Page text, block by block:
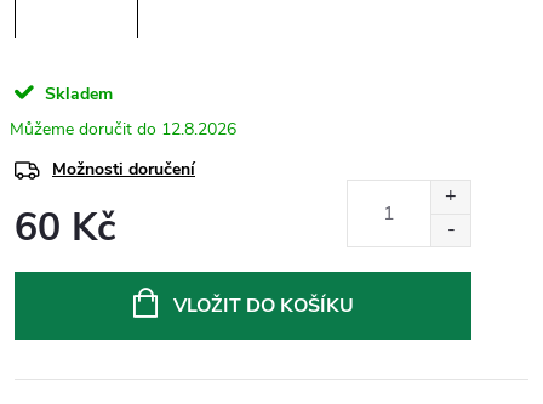
Skladem
12.8.2026
Možnosti doručení
60 Kč
VLOŽIT DO KOŠÍKU